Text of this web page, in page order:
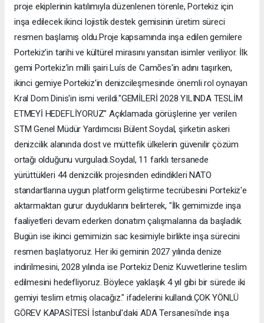
proje ekiplerinin katılımıyla düzenlenen törenle, Portekiz için
inşa edilecek ikinci lojistik destek gemisinin üretim süreci
resmen başlamış oldu.Proje kapsamında inşa edilen gemilere
Portekiz'in tarihi ve kültürel mirasını yansıtan isimler veriliyor. İlk
gemi Portekiz'in milli şairi Luís de Camões'in adını taşırken,
ikinci gemiye Portekiz'in denizcileşmesinde önemli rol oynayan
Kral Dom Dinis'in ismi verildi."GEMİLERİ 2028 YILINDA TESLİM
ETMEYİ HEDEFLİYORUZ" Açıklamada görüşlerine yer verilen
STM Genel Müdür Yardımcısı Bülent Soydal, şirketin askeri
denizcilik alanında dost ve müttefik ülkelerin güvenilir çözüm
ortağı olduğunu vurguladı.Soydal, 11 farklı tersanede
yürüttükleri 44 denizcilik projesinden edindikleri NATO
standartlarına uygun platform geliştirme tecrübesini Portekiz'e
aktarmaktan gurur duyduklarını belirterek, "İlk gemimizde inşa
faaliyetleri devam ederken donatım çalışmalarına da başladık.
Bugün ise ikinci gemimizin sac kesimiyle birlikte inşa sürecini
resmen başlatıyoruz. Her iki geminin 2027 yılında denize
indirilmesini, 2028 yılında ise Portekiz Deniz Kuvvetlerine teslim
edilmesini hedefliyoruz. Böylece yaklaşık 4 yıl gibi bir sürede iki
gemiyi teslim etmiş olacağız." ifadelerini kullandı.ÇOK YÖNLÜ
GÖREV KAPASİTESİ İstanbul'daki ADA Tersanesi'nde inşa